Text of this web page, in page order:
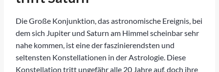
Fazit
Die Große Konjunktion, das astronomische Ereignis, bei
dem sich Jupiter und Saturn am Himmel scheinbar sehr
nahe kommen, ist eine der faszinierendsten und
seltensten Konstellationen in der Astrologie. Diese
Konstellation tritt ungefähr alle 20 Jahre auf, doch ihre